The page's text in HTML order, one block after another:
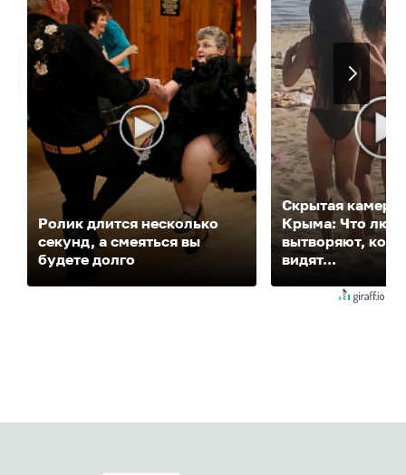
Ролик длится несколько
секунд, а смеяться вы
будете долго
Скрытая камера
Крыма: Что
вытворяют,
видят...